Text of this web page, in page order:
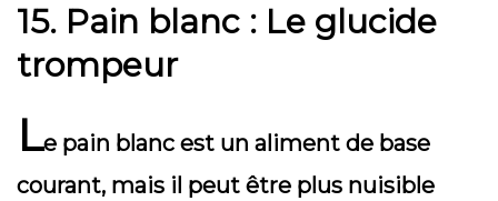
15. Pain blanc : Le glucide
trompeur
Le pain blanc est un aliment de base
courant, mais il peut être plus nuisible